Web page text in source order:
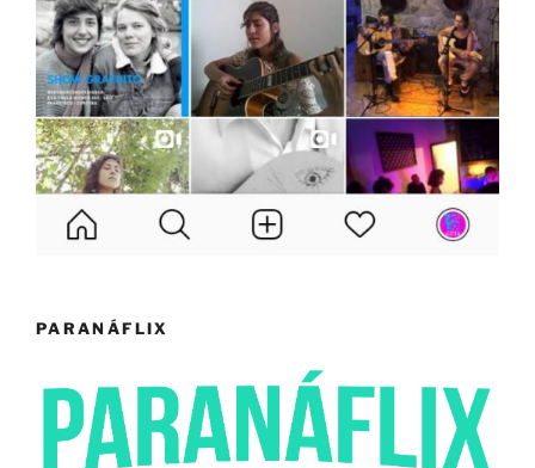
PARANÁFLIX